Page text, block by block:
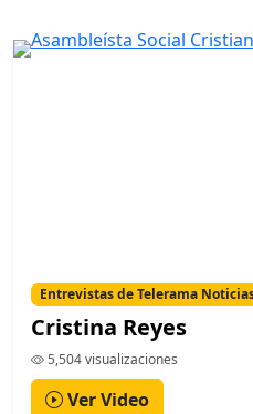
Entrevistas de Telerama
Cristina Reyes
5,504 visualizaciones
Ver Video